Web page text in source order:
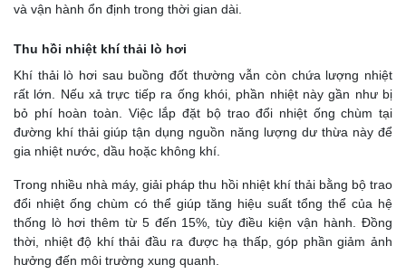
và vận hành ổn định trong thời gian dài.
Thu hồi nhiệt khí thải lò hơi
Khí thải lò hơi sau buồng đốt thường vẫn còn chứa lượng nhiệt
rất lớn. Nếu xả trực tiếp ra ống khói, phần nhiệt này gần như bị
bỏ phí hoàn toàn. Việc lắp đặt bộ trao đổi nhiệt ống chùm tại
đường khí thải giúp tận dụng nguồn năng lượng dư thừa này để
gia nhiệt nước, dầu hoặc không khí.
Trong nhiều nhà máy, giải pháp thu hồi nhiệt khí thải bằng bộ trao
đổi nhiệt ống chùm có thể giúp tăng hiệu suất tổng thể của hệ
thống lò hơi thêm từ 5 đến 15%, tùy điều kiện vận hành. Đồng
thời, nhiệt độ khí thải đầu ra được hạ thấp, góp phần giảm ảnh
hưởng đến môi trường xung quanh.